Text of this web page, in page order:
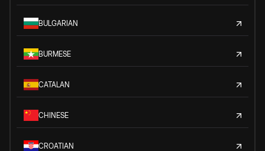
BULGARIAN
BURMESE
CATALAN
CHINESE
CROATIAN